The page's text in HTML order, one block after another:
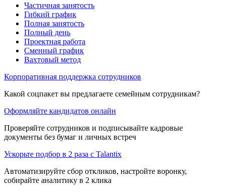
Частичная занятость
Гибкий график
Полная занятость
Полный день
Проектная работа
Сменный график
Вахтовый метод
Корпоративная поддержка сотрудников
Какой соцпакет вы предлагаете семейным сотрудникам?
Оформляйте кандидатов онлайн
Проверяйте сотрудников и подписывайте кадровые
документы без бумаг и личных встреч
Ускорьте подбор в 2 раза с Talantix
Автоматизируйте сбор откликов, настройте воронку,
собирайте аналитику в 2 клика